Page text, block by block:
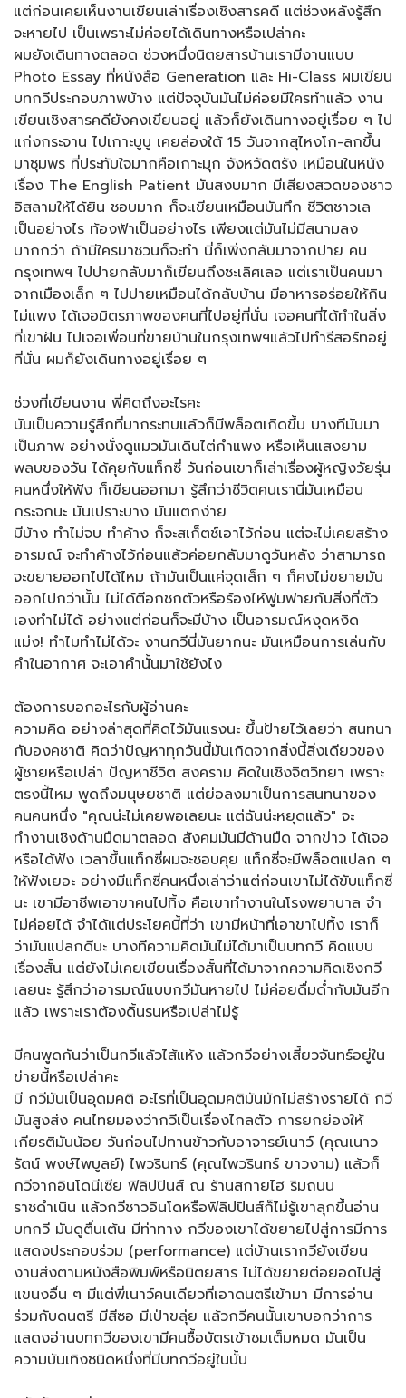
แต่ก่อนเคยเห็นงานเขียนเล่าเรื่องเชิงสารคดี แต่ช่วงหลังรู้สึก
จะหายไป เป็นเพราะไม่ค่อยได้เดินทางหรือเปล่าคะ
ผมยังเดินทางตลอด ช่วงหนึ่งนิตยสารบ้านเรามีงานแบบ
Photo Essay ที่หนังสือ Generation และ Hi-Class ผมเขียน
บทกวีประกอบภาพบ้าง แต่ปัจจุบันมันไม่ค่อยมีใครทำแล้ว งาน
เขียนเชิงสารคดียังคงเขียนอยู่ แล้วก็ยังเดินทางอยู่เรื่อย ๆ ไป
แก่งกระจาน ไปเกาะบูบู เคยล่องใต้ 15 วันจากสุไหงโก-ลกขึ้น
มาชุมพร ที่ประทับใจมากคือเกาะมุก จังหวัดตรัง เหมือนในหนัง
เรื่อง The English Patient มันสงบมาก มีเสียงสวดของชาว
อิสลามให้ได้ยิน ชอบมาก ก็จะเขียนเหมือนบันทึก ชีวิตชาวเล
เป็นอย่างไร ท้องฟ้าเป็นอย่างไร เพียงแต่มันไม่มีสนามลง
มากกว่า ถ้ามีใครมาชวนก็จะทำ นี่ก็เพิ่งกลับมาจากปาย คน
กรุงเทพฯ ไปปายกลับมาก็เขียนถึงซะเลิศเลอ แต่เราเป็นคนมา
จากเมืองเล็ก ๆ ไปปายเหมือนได้กลับบ้าน มีอาหารอร่อยให้กิน
ไม่แพง ได้เจอมิตรภาพของคนที่ไปอยู่ที่นั่น เจอคนที่ได้ทำในสิ่ง
ที่เขาฝัน ไปเจอเพื่อนที่ขายบ้านในกรุงเทพฯแล้วไปทำรีสอร์ทอยู่
ที่นั่น ผมก็ยังเดินทางอยู่เรื่อย ๆ
ช่วงที่เขียนงาน พี่คิดถึงอะไรคะ
มันเป็นความรู้สึกที่มากระทบแล้วก็มีพล็อตเกิดขึ้น บางทีมันมา
เป็นภาพ อย่างนั่งดูแมวมันเดินไต่กำแพง หรือเห็นแสงยาม
พลบของวัน ได้คุยกับแท็กซี่ วันก่อนเขาก็เล่าเรื่องผู้หญิงวัยรุ่น
คนหนึ่งให้ฟัง ก็เขียนออกมา รู้สึกว่าชีวิตคนเรานี่มันเหมือน
กระจกนะ มันเปราะบาง มันแตกง่าย
มีบ้าง ทำไม่จบ ทำค้าง ก็จะสเก็ตช์เอาไว้ก่อน แต่จะไม่เคยสร้าง
อารมณ์ จะทำค้างไว้ก่อนแล้วค่อยกลับมาดูวันหลัง ว่าสามารถ
จะขยายออกไปได้ไหม ถ้ามันเป็นแค่จุดเล็ก ๆ ก็คงไม่ขยายมัน
ออกไปกว่านั้น ไม่ได้ตีอกชกตัวหรือร้องไห้ฟูมฟายกับสิ่งที่ตัว
เองทำไม่ได้ อย่างแต่ก่อนก็จะมีบ้าง เป็นอารมณ์หงุดหงิด
แม่ง! ทำไมทำไม่ได้วะ งานกวีนี่มันยากนะ มันเหมือนการเล่นกับ
คำในอากาศ จะเอาคำนั้นมาใช้ยังไง
ต้องการบอกอะไรกับผู้อ่านคะ
ความคิด อย่างล่าสุดที่คิดไว้มันแรงนะ ขึ้นป้ายไว้เลยว่า สนทนา
กับองคชาติ คิดว่าปัญหาทุกวันนี้มันเกิดจากสิ่งนี้สิ่งเดียวของ
ผู้ชายหรือเปล่า ปัญหาชีวิต สงคราม คิดในเชิงจิตวิทยา เพราะ
ตรงนี้ไหม พูดถึงมนุษยชาติ แต่ย่อลงมาเป็นการสนทนาของ
คนคนหนึ่ง "คุณน่ะไม่เคยพอเลยนะ แต่ฉันน่ะหยุดแล้ว" จะ
ทำงานเชิงด้านมืดมาตลอด สังคมมันมีด้านมืด จากข่าว ได้เจอ
หรือได้ฟัง เวลาขึ้นแท็กซี่ผมจะชอบคุย แท็กซี่จะมีพล็อตแปลก ๆ
ให้ฟังเยอะ อย่างมีแท็กซี่คนหนึ่งเล่าว่าแต่ก่อนเขาไม่ได้ขับแท็กซี่
นะ เขามีอาชีพเอาขาคนไปทิ้ง คือเขาทำงานในโรงพยาบาล จำ
ไม่ค่อยได้ จำได้แต่ประโยคนี้ที่ว่า เขามีหน้าที่เอาขาไปทิ้ง เราก็
ว่ามันแปลกดีนะ บางทีความคิดมันไม่ได้มาเป็นบทกวี คิดแบบ
เรื่องสั้น แต่ยังไม่เคยเขียนเรื่องสั้นที่ได้มาจากความคิดเชิงกวี
เลยนะ รู้สึกว่าอารมณ์แบบกวีมันหายไป ไม่ค่อยดื่มด่ำกับมันอีก
แล้ว เพราะเราต้องดิ้นรนหรือเปล่าไม่รู้
มีคนพูดกันว่าเป็นกวีแล้วไส้แห้ง แล้วกวีอย่างเสี้ยวจันทร์อยู่ใน
ข่ายนี้หรือเปล่าคะ
มี กวีมันเป็นอุดมคติ อะไรที่เป็นอุดมคติมันมักไม่สร้างรายได้ กวี
มันสูงส่ง คนไทยมองว่ากวีเป็นเรื่องไกลตัว การยกย่องให้
เกียรติมันน้อย วันก่อนไปทานข้าวกับอาจารย์เนาว์ (คุณเนาว
รัตน์ พงษ์ไพบูลย์) ไพวรินทร์ (คุณไพวรินทร์ ขาวงาม) แล้วก็
กวีจากอินโดนีเซีย ฟิลิปปินส์ ณ ร้านสกายไฮ ริมถนน
ราชดำเนิน แล้วกวีชาวอินโดหรือฟิลิปปินส์ก็ไม่รู้เขาลุกขึ้นอ่าน
บทกวี มันดูตื่นเต้น มีท่าทาง กวีของเขาได้ขยายไปสู่การมีการ
แสดงประกอบร่วม (performance) แต่บ้านเรากวียังเขียน
งานส่งตามหนังสือพิมพ์หรือนิตยสาร ไม่ได้ขยายต่อยอดไปสู่
แขนงอื่น ๆ มีแต่พี่เนาว์คนเดียวที่เอาดนตรีเข้ามา มีการอ่าน
ร่วมกับดนตรี มีสีซอ มีเป่าขลุ่ย แล้วกวีคนนั้นเขาบอกว่าการ
แสดงอ่านบทกวีของเขามีคนซื้อบัตรเข้าชมเต็มหมด มันเป็น
ความบันเทิงชนิดหนึ่งที่มีบทกวีอยู่ในนั้น